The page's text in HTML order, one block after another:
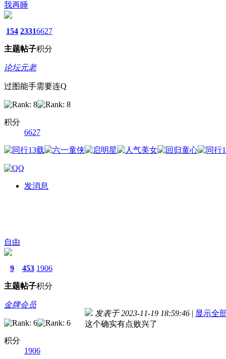
我再睡
154
主题
2331
帖子
6627
积分
论坛元老
过图能手需要连Q
积分
6627
发消息
自由
9
主题
453
帖子
1906
积分
金牌会员
积分
1906
发表于 2023-11-19 18:59:46 | 显示全
这个确实有点败兴了